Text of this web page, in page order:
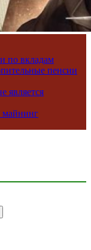
по вкладам
пенсии
является
майнинг